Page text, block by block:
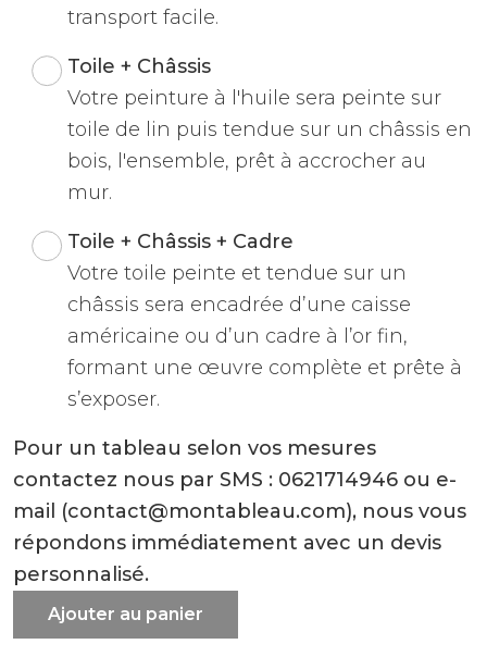
transport facile.
Toile + Châssis
Votre peinture à l'huile sera peinte sur
toile de lin puis tendue sur un châssis en
bois, l'ensemble, prêt à accrocher au
mur.
Toile + Châssis + Cadre
Votre toile peinte et tendue sur un
châssis sera encadrée d’une caisse
américaine ou d’un cadre à l’or fin,
formant une œuvre complète et prête à
s’exposer.
Pour un tableau selon vos mesures
contactez nous par SMS : 0621714946 ou e-
mail (contact@montableau.com), nous vous
répondons immédiatement avec un devis
personnalisé.
Ajouter au panier